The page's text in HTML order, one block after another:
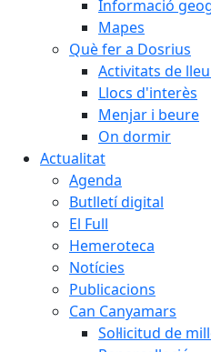
Informació
Mapes
Què fer a Dosrius
Activitats de
Llocs d'interès
Menjar i beure
On dormir
Actualitat
Agenda
Butlletí digital
El Full
Hemeroteca
Notícies
Publicacions
Can Canyamars
Sol·licitud de